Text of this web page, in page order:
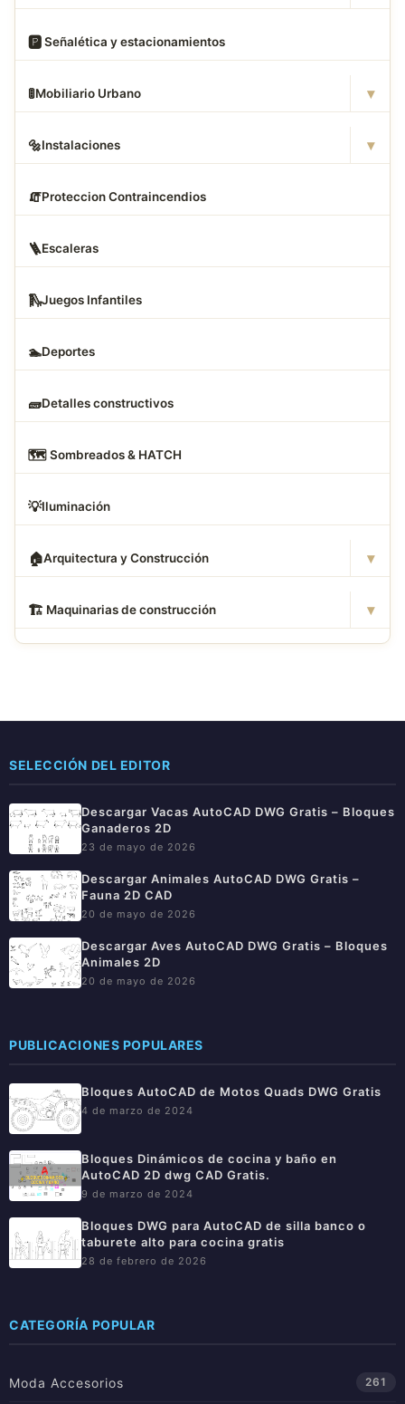
🅿️ Señalética y estacionamientos
🚦Mobiliario Urbano ▾
🔩Instalaciones ▾
🧯Proteccion Contraincendios
🪜Escaleras
🛝Juegos Infantiles
🏊Deportes
🧱Detalles constructivos
🗺️ Sombreados & HATCH
💡Iluminación
🏠Arquitectura y Construcción ▾
🏗 ️ Maquinarias de construcción ▾
SELECCIÓN DEL EDITOR
Descargar Vacas AutoCAD DWG Gratis – Bloques
Ganaderos 2D
23 de mayo de 2026
Descargar Animales AutoCAD DWG Gratis –
Fauna 2D CAD
20 de mayo de 2026
Descargar Aves AutoCAD DWG Gratis – Bloques
Animales 2D
20 de mayo de 2026
PUBLICACIONES POPULARES
Bloques AutoCAD de Motos Quads DWG Gratis
4 de marzo de 2024
Bloques Dinámicos de cocina y baño en
AutoCAD 2D dwg CAD Gratis.
9 de marzo de 2024
Bloques DWG para AutoCAD de silla banco o
taburete alto para cocina gratis
28 de febrero de 2026
CATEGORÍA POPULAR
Moda Accesorios 261